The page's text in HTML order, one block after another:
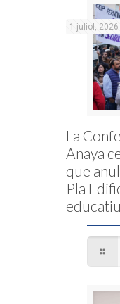
1 juliol, 2026
La
Anaya
que
Pla